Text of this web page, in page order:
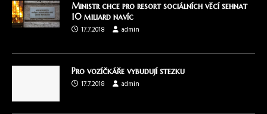
Ministr chce pro resort sociálních věcí sehnat
10 miliard navíc
17.7.2018
admin
Pro vozíčkáře vybudují stezku
17.7.2018
admin